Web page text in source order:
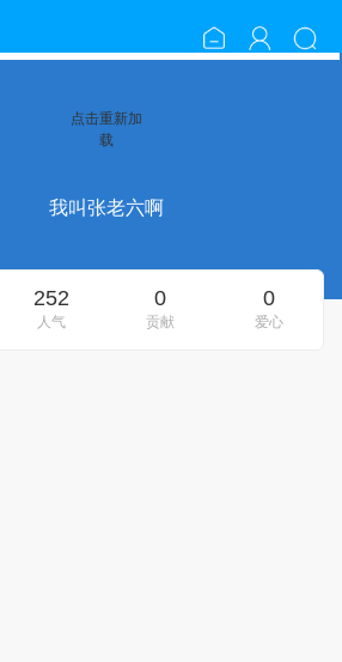
点击重新加
载
我叫张老六啊
252
人气
0
贡献
0
爱心